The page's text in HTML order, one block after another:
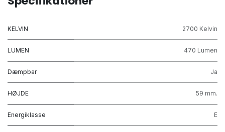
KELVIN 2700 Kelvin
LUMEN 470 Lumen
Dæmpbar Ja
HØJDE 59 mm.
Energiklasse E